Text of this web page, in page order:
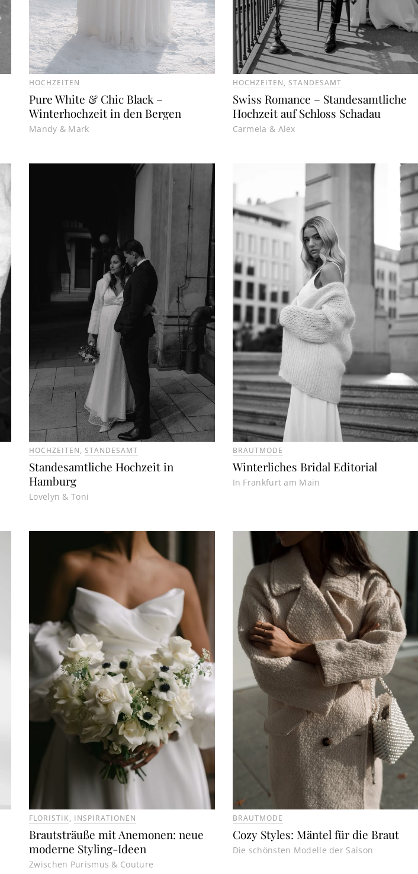
HOCHZEITEN
Pure White & Chic Black –
Winterhochzeit in den Bergen
Mandy & Mark
HOCHZEITEN, STANDESAMT
Swiss Romance – Standesamtliche
Hochzeit auf Schloss Schadau
Carmela & Alex
HOCHZEITEN, STANDESAMT
Standesamtliche Hochzeit in
Hamburg
Lovelyn & Toni
BRAUTMODE
Winterliches Bridal Editorial
In Frankfurt am Main
FLORISTIK, INSPIRATIONEN
Brautsträuße mit Anemonen: neue
moderne Styling-Ideen
Zwischen Purismus & Couture
BRAUTMODE
Cozy Styles: Mäntel für die Braut
Die schönsten Modelle der Saison